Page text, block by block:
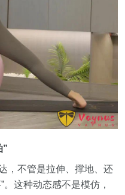
”
，不管是拉伸、撑地、还
。这种动态感不是模仿，